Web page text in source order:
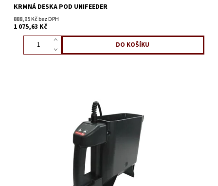
KRMNÁ DESKA POD UNIFEEDER
888,95 Kč bez DPH
1 075,63 Kč